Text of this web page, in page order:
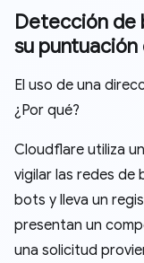
Detección de
su
El uso de una
¿Por qué?
Cloudflare utiliza
vigilar las redes
bots y lleva un
presentan un
una solicitud